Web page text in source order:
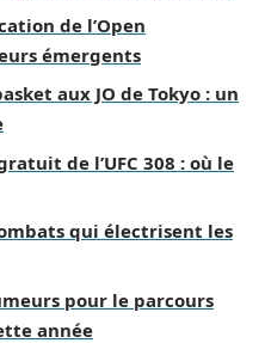
de l’Open
émergents
aux JO de Tokyo : un
de l’UFC 308 : où le
qui électrisent les
pour le parcours
année